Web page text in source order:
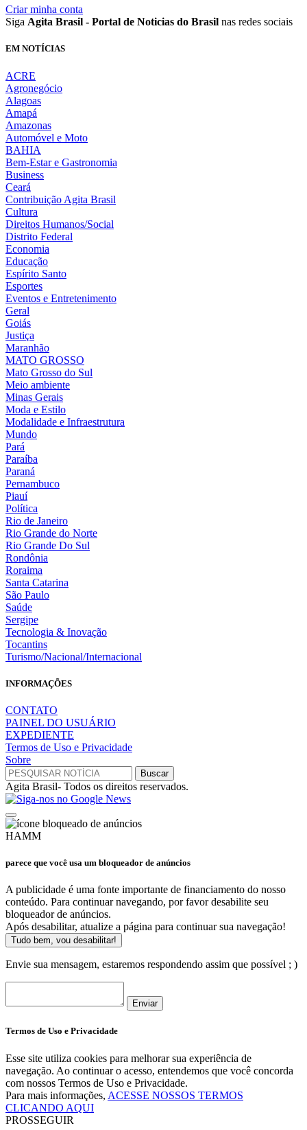
Criar minha conta
Siga Agita Brasil - Portal de Noticias do Brasil nas redes sociais
EM NOTÍCIAS
ACRE
Agronegócio
Alagoas
Amapá
Amazonas
Automóvel e Moto
BAHIA
Bem-Estar e Gastronomia
Business
Ceará
Contribuição Agita Brasil
Cultura
Direitos Humanos/Social
Distrito Federal
Economia
Educação
Espírito Santo
Esportes
Eventos e Entretenimento
Geral
Goiás
Justiça
Maranhão
MATO GROSSO
Mato Grosso do Sul
Meio ambiente
Minas Gerais
Moda e Estilo
Modalidade e Infraestrutura
Mundo
Pará
Paraíba
Paraná
Pernambuco
Piauí
Política
Rio de Janeiro
Rio Grande do Norte
Rio Grande Do Sul
Rondônia
Roraima
Santa Catarina
São Paulo
Saúde
Sergipe
Tecnologia & Inovação
Tocantins
Turismo/Nacional/Internacional
INFORMAÇÕES
CONTATO
PAINEL DO USUÁRIO
EXPEDIENTE
Termos de Uso e Privacidade
Sobre
Agita Brasil- Todos os direitos reservados.
HAMM
parece que você usa um bloqueador de anúncios
A publicidade é uma fonte importante de financiamento do nosso
conteúdo. Para continuar navegando, por favor desabilite seu
bloqueador de anúncios.
Após desabilitar, atualize a página para continuar sua navegação!
Tudo bem, vou desabilitar!
Envie sua mensagem, estaremos respondendo assim que possível ; )
Enviar
Termos de Uso e Privacidade
Esse site utiliza cookies para melhorar sua experiência de
navegação. Ao continuar o acesso, entendemos que você concorda
com nossos Termos de Uso e Privacidade.
Para mais informações, ACESSE NOSSOS TERMOS
CLICANDO AQUI
PROSSEGUIR